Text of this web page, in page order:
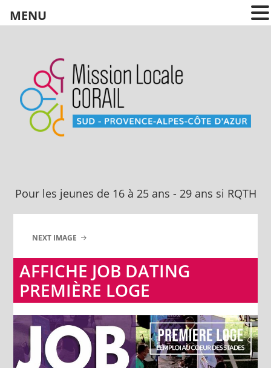
Pour les jeunes
de 16 à 25 ans
Pour les jeunes de 16 à 25 ans - 29 ans si RQTH
NEXT IMAGE
AFFICHE JOB DATING
PREMIÈRE LOGE
MENU